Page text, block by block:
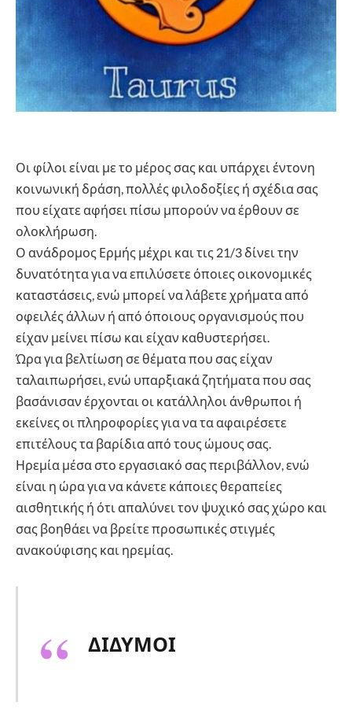
Οι φίλοι είναι με το μέρος σας και υπάρχει έντονη
κοινωνική δράση, πολλές φιλοδοξίες ή σχέδια σας
που είχατε αφήσει πίσω μπορούν να έρθουν σε
ολοκλήρωση.
Ο ανάδρομος Ερμής μέχρι και τις 21/3 δίνει την
δυνατότητα για να επιλύσετε όποιες οικονομικές
καταστάσεις, ενώ μπορεί να λάβετε χρήματα από
οφειλές άλλων ή από όποιους οργανισμούς που
είχαν μείνει πίσω και είχαν καθυστερήσει.
Ώρα για βελτίωση σε θέματα που σας είχαν
ταλαιπωρήσει, ενώ υπαρξιακά ζητήματα που σας
βασάνισαν έρχονται οι κατάλληλοι άνθρωποι ή
εκείνες οι πληροφορίες για να τα αφαιρέσετε
επιτέλους τα βαρίδια από τους ώμους σας.
Ηρεμία μέσα στο εργασιακό σας περιβάλλον, ενώ
είναι η ώρα για να κάνετε κάποιες θεραπείες
αισθητικής ή ότι απαλύνει τον ψυχικό σας χώρο και
σας βοηθάει να βρείτε προσωπικές στιγμές
ανακούφισης και ηρεμίας.
ΔΙΔΥΜΟΙ